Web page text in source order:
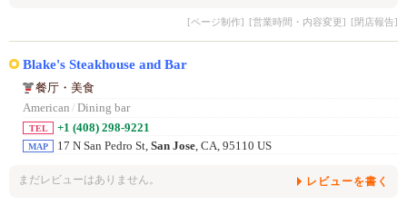
[ページ制作] [営業時間・内容変更] [閉店報告]
Blake's Steakhouse and Bar
餐厅・美食
American / Dining bar
TEL +1 (408) 298-9221
MAP 17 N San Pedro St, San Jose, CA, 95110 US
まだレビューはありません。 レビューを書く